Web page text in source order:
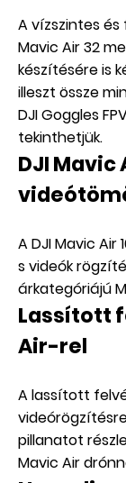
A vízszintes
Mavic Air 32
készítésére is
illeszt össze
DJI Goggles
tekinthetjük.
DJI Mavic
A DJI Mavic
s videók
árkategóriájú
Lassított
Air-rel
A lassított
pillanatot
Mavic Air